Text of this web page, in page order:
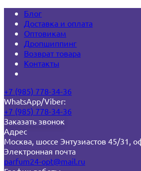
Блог
Доставка и оплата
Оптовикам
Дропшиппинг
Возврат товара
Контакты
+7 (985) 778-34-36
WhatsApp/Viber:
+7 (985) 778-34-36
Заказать звонок
Адрес
Москва, шоссе Энтузиастов 45/31,
Электронная почта
parfum24-opt@mail.ru